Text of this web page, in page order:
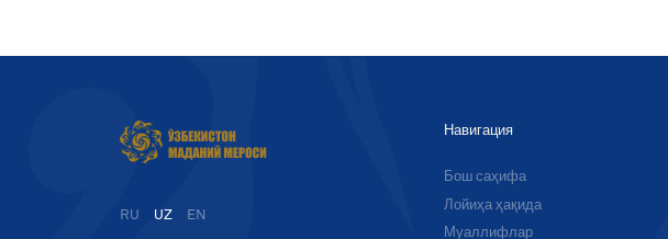
RU UZ EN
Навигация
Бош саҳифа
Лойиҳа ҳақида
Муаллифлар